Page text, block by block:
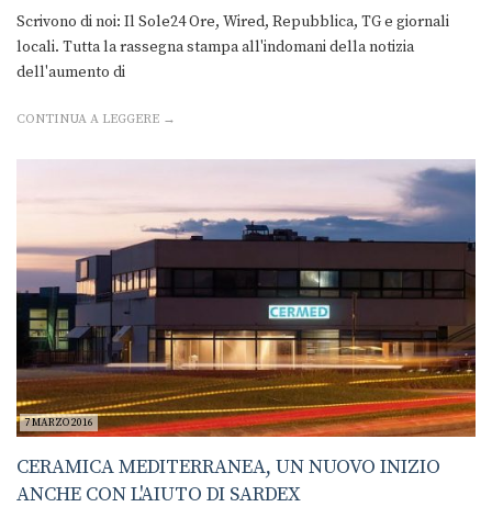
Scrivono di noi: Il Sole24 Ore, Wired, Repubblica, TG e giornali
locali. Tutta la rassegna stampa all'indomani della notizia
dell'aumento di
CONTINUA A LEGGERE →
7 MARZO 2016
CERAMICA MEDITERRANEA, UN NUOVO INIZIO
ANCHE CON L'AIUTO DI SARDEX